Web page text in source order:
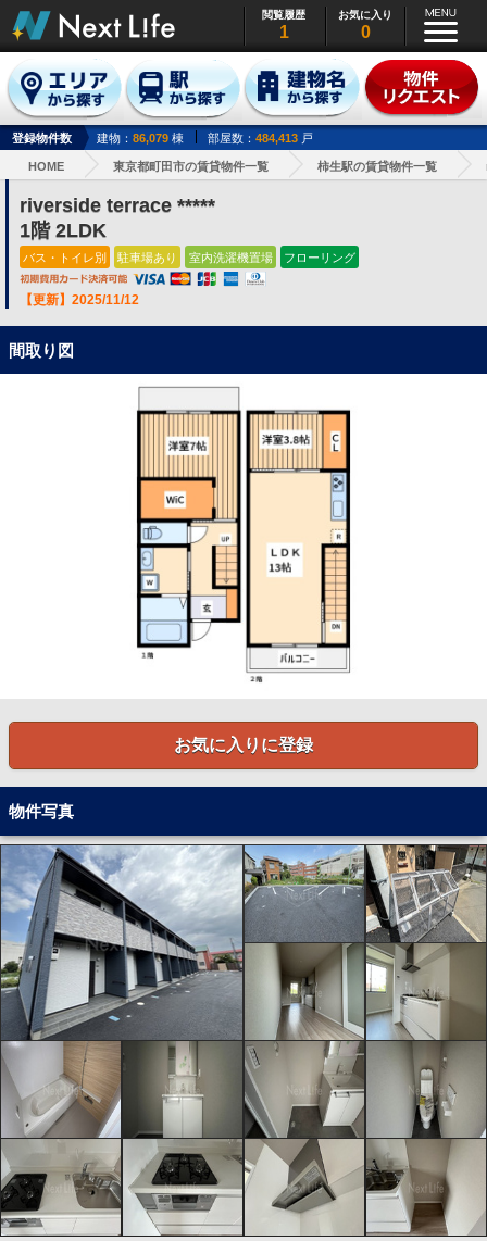
閲覧履歴
1
お気に入り
0
登録物件数 建物： 86,079 棟 部屋数： 484,413 戸
HOME 東京都町田市の賃貸物件一覧 柿生駅の賃貸物件一覧
riverside terrace *****
1階 2LDK
バス・トイレ別 駐車場あり 室内洗濯機置場 フローリング
【更新】2025/11/12
間取り図
お気に入りに登録
物件写真